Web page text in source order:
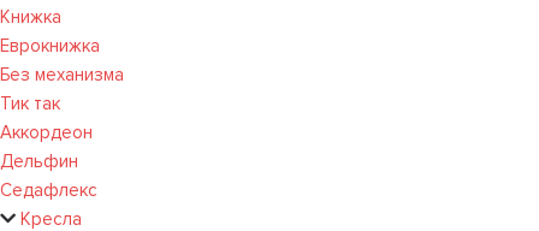
Книжка
Еврокнижка
Без механизма
Тик так
Аккордеон
Дельфин
Седафлекс
Кресла